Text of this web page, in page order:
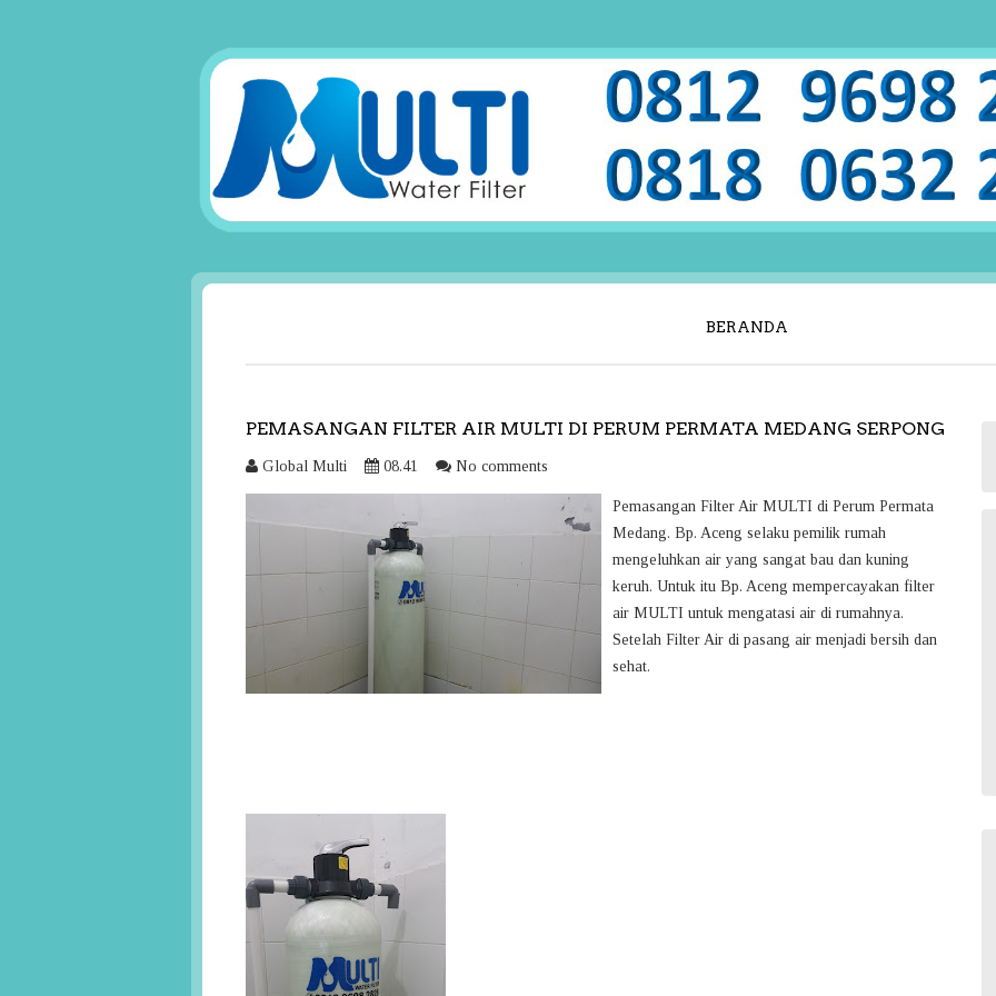
BERANDA
PEMASANGAN FILTER AIR MULTI DI PERUM PERMATA MEDANG SERPONG
Global Multi 08.41 No comments
Pemasangan Filter Air MULTI di Perum Permata
Medang. Bp. Aceng selaku pemilik rumah
mengeluhkan air yang sangat bau dan kuning
keruh. Untuk itu Bp. Aceng mempercayakan filter
air MULTI untuk mengatasi air di rumahnya.
Setelah Filter Air di pasang air menjadi bersih dan
sehat.